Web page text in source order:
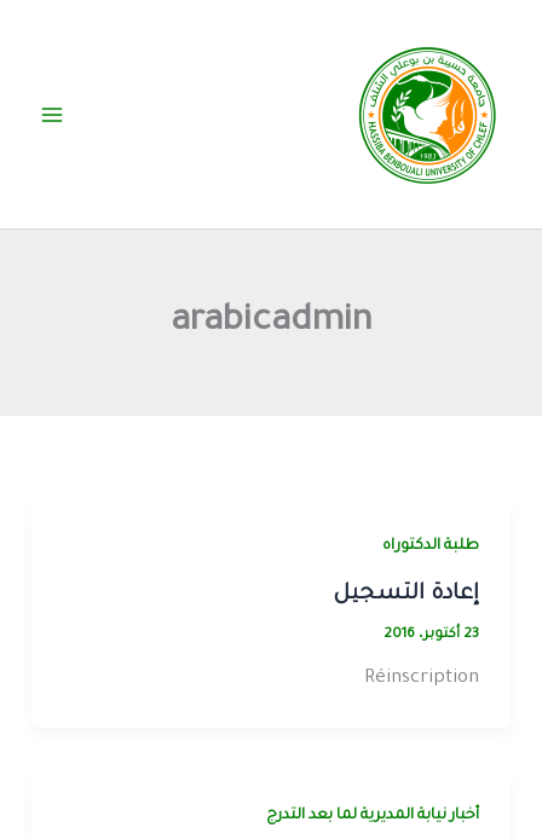
المحتوى
arabicadmin
طلبة الدكتوراه
إعادة التسجيل
23 أكتوبر، 2016
Réinscription
أخبار نيابة المديرية لما بعد التدرج